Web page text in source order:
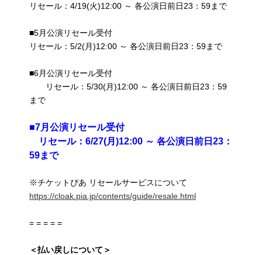
リセール：4/19(火)12:00 ～ 各公演日前日23：59まで
■5月公演リセール受付
リセール：5/2(月)12:00 ～ 各公演日前日23：59まで
■6月公演リセール受付
リセール：5/30(月)12:00 ～ 各公演日前日23：59
まで
■7月公演リセール受付
リセール：6/27(月)12:00 ～ 各公演日前日23：
59まで
※チケットぴあ リセールサービスについて
https://cloak.pia.jp/contents/guide/resale.html
= = = = =
＜払い戻しについて＞